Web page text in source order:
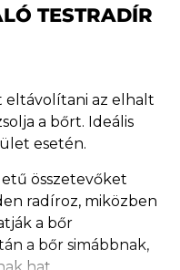
TESTRADÍR
eltávolítani az elhalt
a bőrt. Ideális
esetén.
összetevőket
radíroz, miközben
a bőr
a bőr simábbnak,